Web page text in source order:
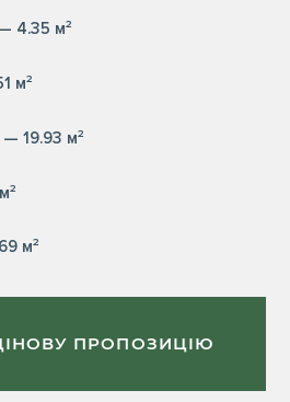
4.35 м²
м²
— 19.93 м²
м²
ПРОПОЗИЦІЮ